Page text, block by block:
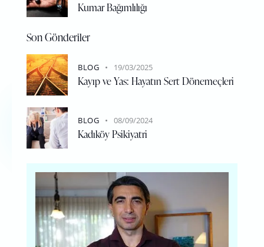
Kumar Bağımlılığı
Son Gönderiler
BLOG 19/03/2025
Kayıp ve Yas: Hayatın Sert Dönemeçleri
BLOG 08/09/2024
Kadıköy Psikiyatri